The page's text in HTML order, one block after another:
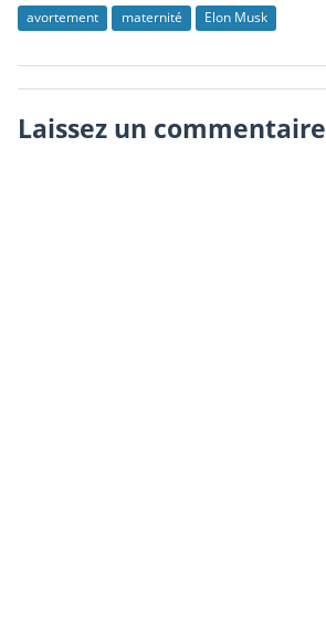
avortement maternité Elon Musk
Laissez un commentaire